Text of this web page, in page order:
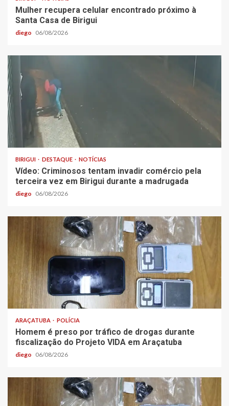
Mulher recupera celular encontrado próximo à
Santa Casa de Birigui
diego 06/08/2026
BIRIGUI DESTAQUE NOTÍCIAS
Vídeo: Criminosos tentam invadir comércio pela
terceira vez em Birigui durante a madrugada
diego 06/08/2026
ARAÇATUBA POLÍCIA
Homem é preso por tráfico de drogas durante
fiscalização do Projeto VIDA em Araçatuba
diego 06/08/2026